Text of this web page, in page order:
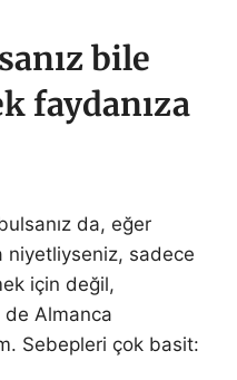
bile
faydanıza
da, eğer
niyetliyseniz, sadece
için değil,
Almanca
Sebepleri çok basit: